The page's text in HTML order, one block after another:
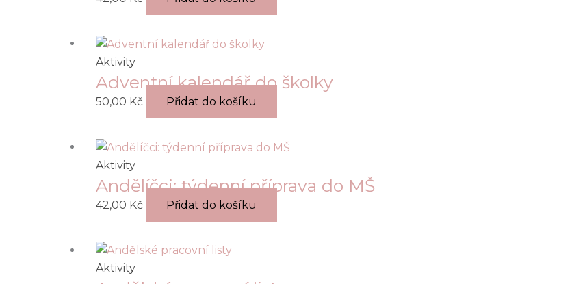
Aktivity
Adventní kalendář do školky
50,00 Kč Přidat do košíku
Aktivity
Andělíčci: týdenní příprava do MŠ
42,00 Kč Přidat do košíku
Aktivity